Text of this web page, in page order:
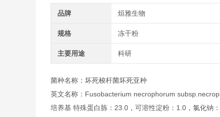
品牌 烜雅生物
规格 冻干粉
主要用途 科研
菌种名称：坏死梭杆菌坏死亚种
英文名称：Fusobacterium necrophorum
培养基 特殊蛋白胨：23.0，可溶性淀粉：1.0，氯化